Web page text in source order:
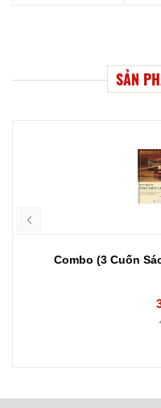
SẢN
Combo (3 Cuốn